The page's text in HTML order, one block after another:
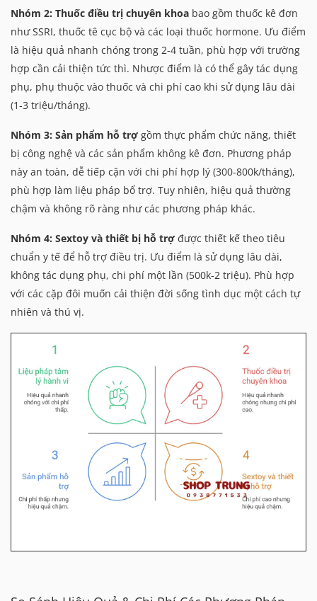
Nhóm 2: Thuốc điều trị chuyên khoa bao gồm thuốc kê đơn
như SSRI, thuốc tê cục bộ và các loại thuốc hormone. Ưu điểm
là hiệu quả nhanh chóng trong 2-4 tuần, phù hợp với trường
hợp cần cải thiện tức thì. Nhược điểm là có thể gây tác dụng
phụ, phụ thuộc vào thuốc và chi phí cao khi sử dụng lâu dài
(1-3 triệu/tháng).
Nhóm 3: Sản phẩm hỗ trợ gồm thực phẩm chức năng, thiết
bị công nghệ và các sản phẩm không kê đơn. Phương pháp
này an toàn, dễ tiếp cận với chi phí hợp lý (300-800k/tháng),
phù hợp làm liệu pháp bổ trợ. Tuy nhiên, hiệu quả thường
chậm và không rõ ràng như các phương pháp khác.
Nhóm 4: Sextoy và thiết bị hỗ trợ được thiết kế theo tiêu
chuẩn y tế để hỗ trợ điều trị. Ưu điểm là sử dụng lâu dài,
không tác dụng phụ, chi phí một lần (500k-2 triệu). Phù hợp
với các cặp đôi muốn cải thiện đời sống tình dục một cách tự
nhiên và thú vị.